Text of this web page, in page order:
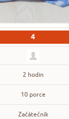
4
2 hodin
10 porce
Začátečník